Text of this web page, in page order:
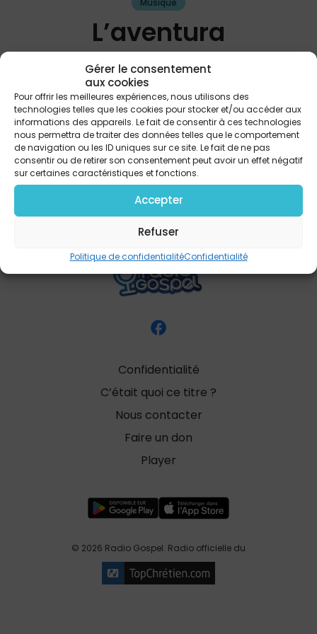
Gérer le consentement
aux cookies
Pour offrir les meilleures expériences, nous utilisons des
technologies telles que les cookies pour stocker et/ou accéder aux
informations des appareils. Le fait de consentir à ces technologies
nous permettra de traiter des données telles que le comportement
de navigation ou les ID uniques sur ce site. Le fait de ne pas
consentir ou de retirer son consentement peut avoir un effet négatif
sur certaines caractéristiques et fonctions.
Accepter
Refuser
Politique de confidentialitéConfidentialité
Musique
L’aventura
Matt K
PARTAGER
Confidentialité
C’était quoi ce titre ?
Nous contacter
Faire un don
Player
© 2026 Radio Gospel. Radio officielle du